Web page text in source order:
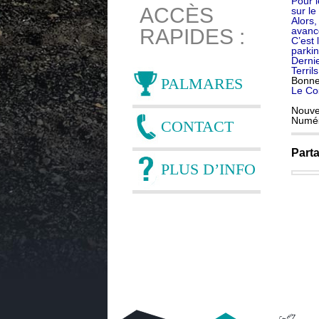
ACCÈS
RAPIDES :
PALMARES
CONTACT
PLUS D’INFO
sur le
Le